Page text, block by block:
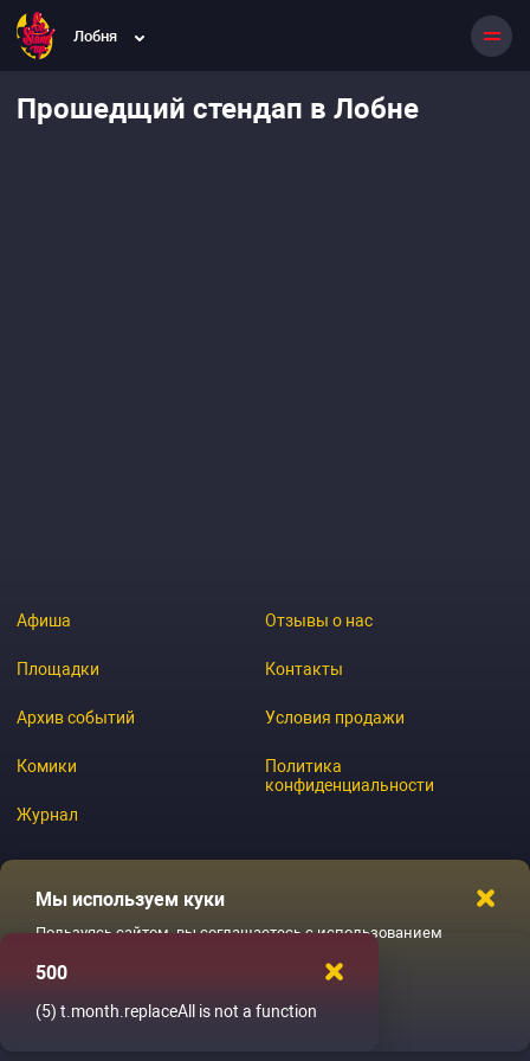
Лобня
Прошедщий стендап в Лобне
Афиша
Площадки
Архив событий
Комики
Журнал
Отзывы о нас
Контакты
Условия продажи
Политика
конфиденциальности
Мы используем куки
Пользуясь сайтом, вы соглашаетесь с использованием
Ладненько
500
(5) t.month.replaceAll is not a function